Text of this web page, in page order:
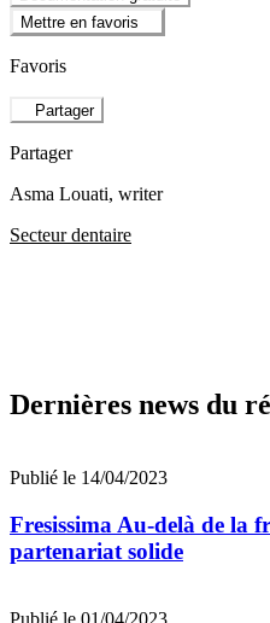
Mettre en favoris
Favoris
Partager
Partager
Asma Louati, writer
Secteur dentaire
Dernières news du
Publié le 14/04/2023
Fresissima Au-delà de la
partenariat solide